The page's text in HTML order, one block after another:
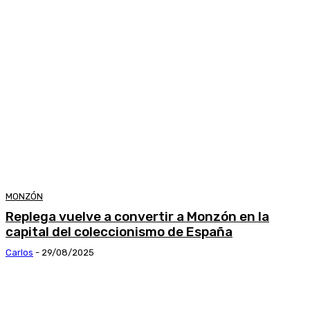
MONZÓN
Replega vuelve a convertir a Monzón en la
capital del coleccionismo de España
Carlos - 29/08/2025